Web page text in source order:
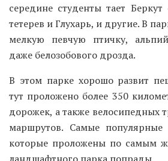
середине студенты тает
тетерев и Глухарь, и другие. В
мелкую певчую птичку,
даже белозобового дрозда.
В этом парке хорошо развит
тут проложено более 350
дорожек, а также велосипедных
маршрутов. Самые
которые проложены по самым